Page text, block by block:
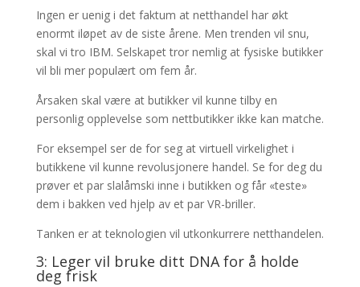
Ingen er uenig i det faktum at netthandel har økt
enormt iløpet av de siste årene. Men trenden vil snu,
skal vi tro IBM. Selskapet tror nemlig at fysiske butikker
vil bli mer populært om fem år.
Årsaken skal være at butikker vil kunne tilby en
personlig opplevelse som nettbutikker ikke kan matche.
For eksempel ser de for seg at virtuell virkelighet i
butikkene vil kunne revolusjonere handel. Se for deg du
prøver et par slalåmski inne i butikken og får «teste»
dem i bakken ved hjelp av et par VR-briller.
Tanken er at teknologien vil utkonkurrere netthandelen.
3: Leger vil bruke ditt DNA for å holde
deg frisk